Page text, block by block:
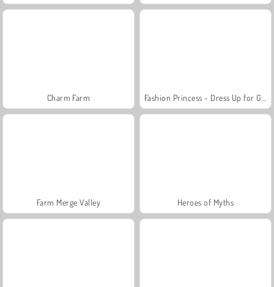
Charm Farm
Farm Merge Valley Heroes of Myths